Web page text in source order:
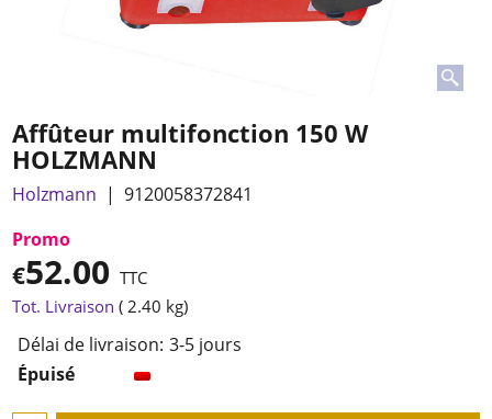
Affûteur multifonction 150 W
HOLZMANN
Holzmann
9120058372841
Promo
€52.00 TTC
Tot. Livraison
2.40 kg
Délai de livraison: 3-5 jours
Épuisé